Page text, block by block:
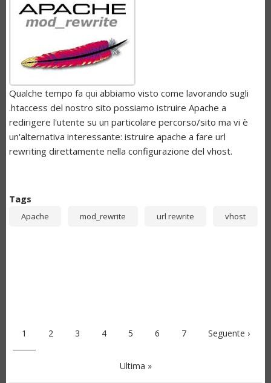
Qualche tempo fa qui abbiamo visto come lavorando sugli
.htaccess del nostro sito possiamo istruire Apache a
redirigere l'utente su un particolare percorso/sito ma vi è
un'alternativa interessante: istruire apache a fare url
rewriting direttamente nella configurazione del vhost.
Tags
Apache mod_rewrite url rewrite vhost
Pagina
1 Pagina
2 Pagina
3 Pagina
4 Pagina
5 Pagina
6 Pagina
7 Pagina
successiva
Seguente ›
Ultima
Ultima »